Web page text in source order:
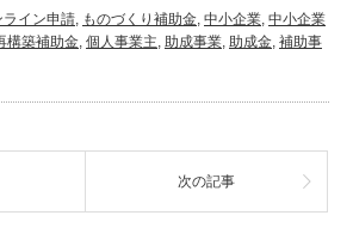
ライン申請 ものづくり補助金 中小企業 中小企業
構築補助金 個人事業主 助成事業 助成金 補助事
次の記事